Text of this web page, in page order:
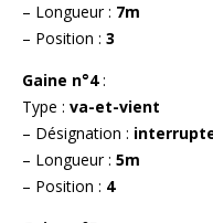
– Longueur : 7m
– Position : 3
Gaine n°4:
Type : va-et-vient
– Désignation :
– Longueur : 5m
– Position : 4